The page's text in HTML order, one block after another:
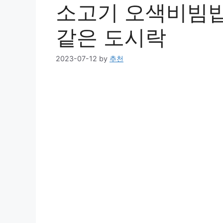
소고기 오색비빔
같은 도시락
2023-07-12 by 추천